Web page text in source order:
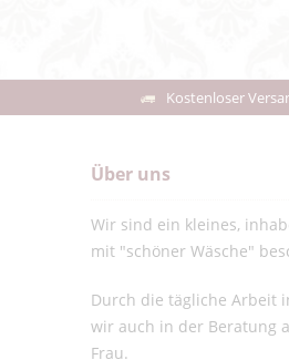
Kostenloser
Über uns
Wir sind ein kleines,
mit "schöner Wäsche"
Durch die tägliche Arbeit
wir auch in der Beratung
Frau.